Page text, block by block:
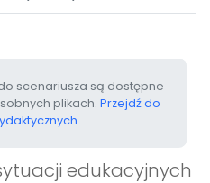
scenariusza są dostępne
plikach. Przejdź do
edukacyjnych